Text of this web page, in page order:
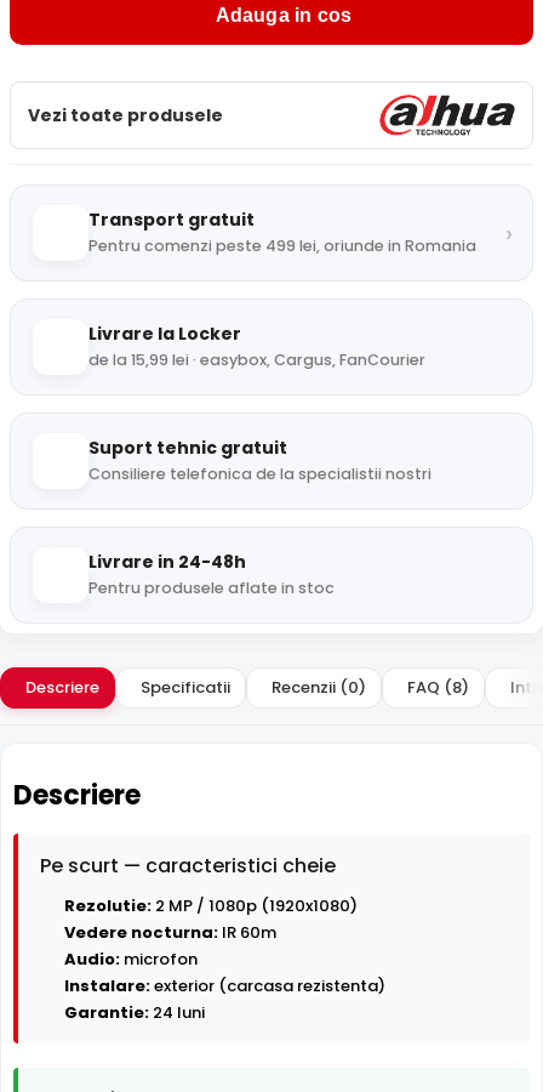
Adauga in cos
Vezi toate produsele
Transport gratuit
Pentru comenzi peste 499 lei, oriunde in Romania ›
Livrare la Locker
de la 15,99 lei · easybox, Cargus, FanCourier
Suport tehnic gratuit
Consiliere telefonica de la specialistii nostri
Livrare in 24-48h
Pentru produsele aflate in stoc
Descriere Specificatii Recenzii (0) FAQ (8)
Descriere
Pe scurt — caracteristici cheie
Rezolutie: 2 MP / 1080p (1920x1080)
Vedere nocturna: IR 60m
Audio: microfon
Instalare:exterior (carcasa rezistenta)
Garantie: 24 luni